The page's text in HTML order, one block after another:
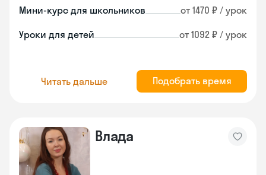
Мини-курс для школьников от 1470 ₽ / урок
Уроки для детей от 1092 ₽ / урок
Читать дальше Подобрать время
Влада